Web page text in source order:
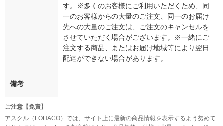
す。※多くのお客様にご利用いただくため、同
一のお客様からの大量のご注文、同一のお届け
先への大量のご注文は、ご注文のキャンセルを
させていただく場合がございます。※一緒にご
注文する商品、またはお届け地域等により翌日
配達ができない場合があります。
備考
ご注意【免責】
アスクル（LOHACO）では、サイト上に最新の商品情報を表示するよう努めて